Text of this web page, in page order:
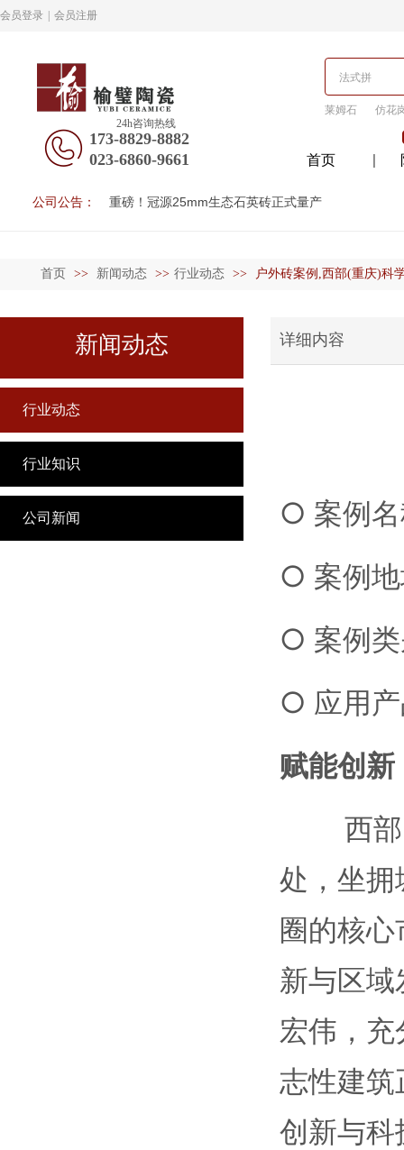
莱姆石
仿花
24h咨询热线
173-8829-8882
023-6860-9661
首页
会员登录 会员注册
公司公告： 重磅！冠源25mm生态石英砖正式量产
首页 >> 新闻动态 >> 行业动态 >> 户外砖案例,西部(重庆)科
新闻动态
行业动态
行业知识
公司新闻
详细内容
○ 案例名
○ 案例地
○ 案例
○ 应用
赋能创
西部（
处，坐拥
圈的核
新与区
宏伟，
志性建
创新与科